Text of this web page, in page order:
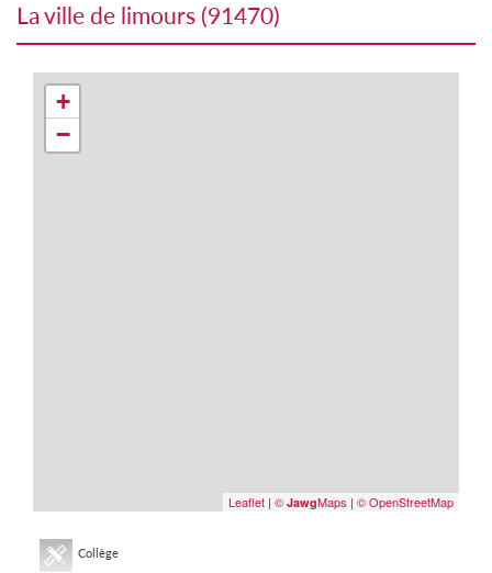
la ville de limours (91470)
+
−
Leaflet | © JawgMaps | © OpenStreetMap
Collège